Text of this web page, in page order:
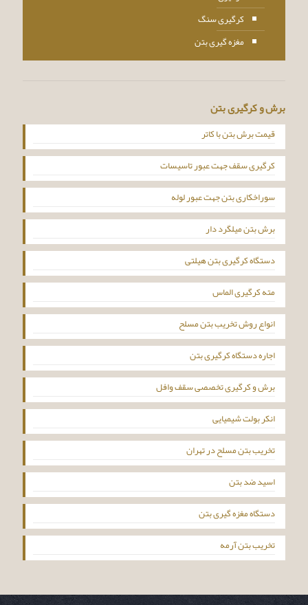
کرگیری سنگ
مغزه گیری بتن
برش و کرگیری بتن
قیمت برش بتن با کاتر
کرگیری سقف جهت عبور تاسیسات
سوراخکاری بتن جهت عبور لوله
برش بتن میلگرد دار
دستگاه کرگیری بتن هیلتی
مته کرگیری الماس
انواع روش تخریب بتن مسلح
اجاره دستگاه کرگیری بتن
برش و کرگیری تخصصی سقف وافل
انکر بولت شیمیایی
تخریب بتن مسلح در تهران
اسید ضد بتن
دستگاه مغزه گیری بتن
تخریب بتن آرمه